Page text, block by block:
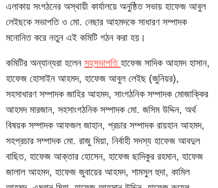
এলাকায় সংগঠনের অস্থায়ী কার্যালয়ে অনুষ্ঠিত সভায় হাফেজ আবুল
লেইছকে সভাপতি ও মো. নেছার আহমদকে সাধারণ সম্পাদক
মনোনিত করে নতুন এই কমিটি গঠন করা হয়।
কমিটির অন্যান্যরা হলেন সহসভাপতি হাফেজ সাদিক আহমদ হাসান,
হাফেজ হোসাইন আহমদ, হাফেজ আবুল লেইছ (জুনিয়র),
সহসাধারণ সম্পাদক জাহির আহমদ, সাংগঠনিক সম্পাদক মোজাক্কির
আহমদ মারজান, সহসাংগঠনিক সম্পাদক মো. জসিম উদ্দিন, অর্থ
বিষয়ক সম্পাদক আফজল জাহান, প্রচার সম্পাদক রায়হান আহমদ,
সহপ্রচার সম্পাদক মো. রাজু মিয়া, নির্বাহী সদস্য হাফেজ আবদুল
বাছিত, হাফেজ আক্তার হোসেন, হাফেজ ছাদিকুর রহমান, হাফেজ
জালাল আহমদ, হাফেজ জুবায়ের আহমদ, শামসুল হুদা, কামিল